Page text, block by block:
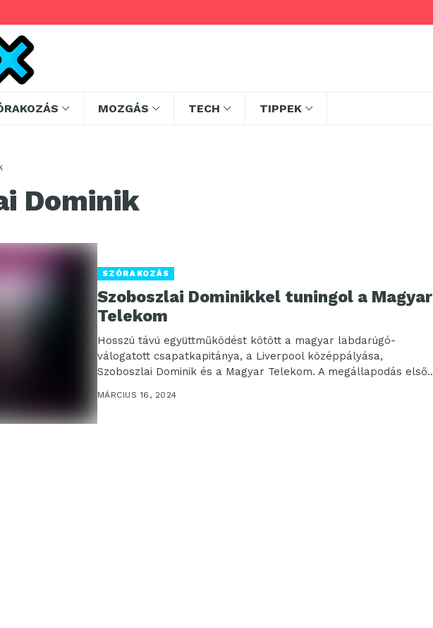
MOZGÁS TECH TIPPEK
Dominik
SZÓRAKOZÁS
Szoboszlai Dominikkel tuningol a Magyar
Telekom
Hosszú távú együttműködést kötött a magyar labdarúgó-
válogatott csapatkapitánya, a Liverpool középpályása,
Szoboszlai Dominik és a Magyar Telekom. A megállapodás első
lépéseként a válogatott...
MÁRCIUS 16, 2024